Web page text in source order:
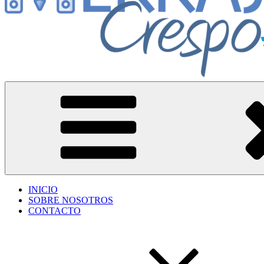
Herrajes Crespo
Accesorios para aberturas de aluminio
INICIO
SOBRE NOSOTROS
CONTACTO